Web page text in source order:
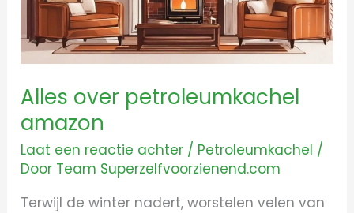
Alles over petroleumkachel
amazon
Laat een reactie achter / Petroleumkachel /
Door Team Superzelfvoorzienend.com
Terwijl de winter nadert, worstelen velen van